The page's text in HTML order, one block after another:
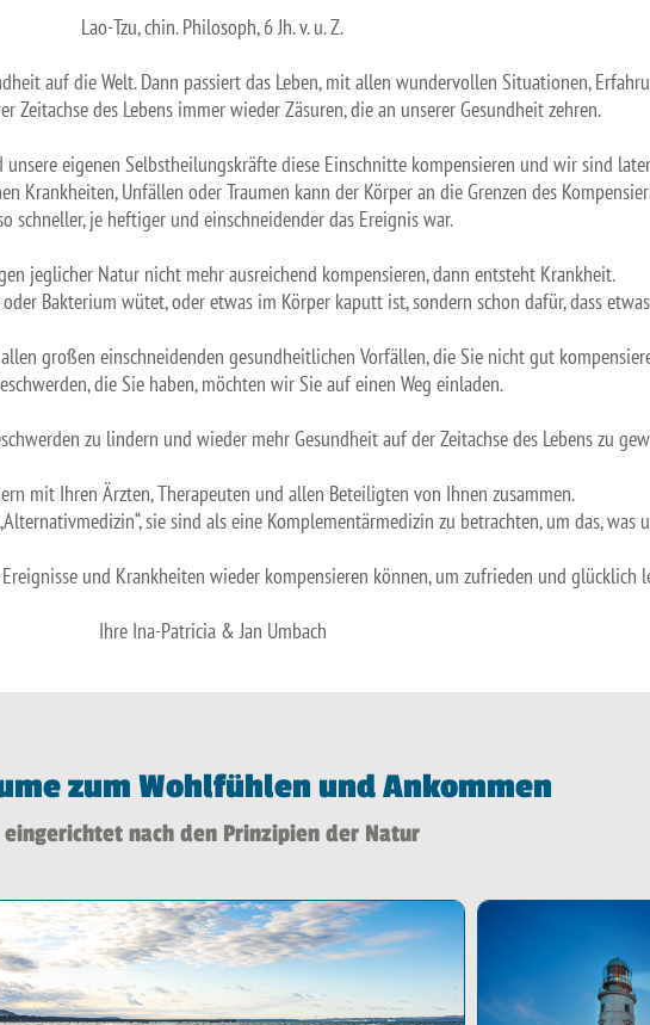
Lao-Tzu, chin. Philosoph, 6 Jh. v. u. Z.
auf die Welt. Dann passiert das Leben, mit allen wundervollen Situationen,
Zeitachse des Lebens immer wieder Zäsuren, die an unserer Gesundheit zehren.
eigenen Selbstheilungskräfte diese Einschnitte kompensieren und wir sind
Krankheiten, Unfällen oder Traumen kann der Körper an die Grenzen des
schneller, je heftiger und einschneidender das Ereignis war.
jeglicher Natur nicht mehr ausreichend kompensieren, dann entsteht Krankheit.
Bakterium wütet, oder etwas im Körper kaputt ist, sondern schon dafür, dass
großen einschneidenden gesundheitlichen Vorfällen, die Sie nicht gut
die Sie haben, möchten wir Sie auf einen Weg einladen.
zu lindern und wieder mehr Gesundheit auf der Zeitachse des Lebens zu
mit Ihren Ärzten, Therapeuten und allen Beteiligten von Ihnen zusammen.
sie sind als eine Komplementärmedizin zu betrachten, um das, was
und Krankheiten wieder kompensieren können, um zufrieden und glücklich
Ihre Ina-Patricia & Jan Umbach
zum Wohlfühlen und Ankommen
eingerichtet nach den Prinzipien der Natur